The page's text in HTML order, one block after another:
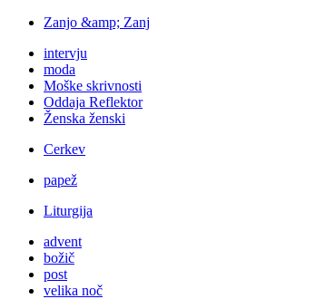
Zanjo &amp; Zanj
intervju
moda
Moške skrivnosti
Oddaja Reflektor
Ženska ženski
Cerkev
papež
Liturgija
advent
božič
post
velika noč